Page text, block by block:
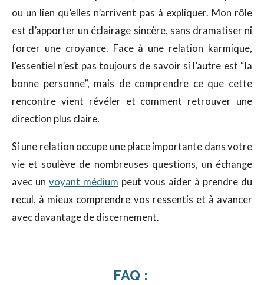
ou un lien qu’elles n’arrivent pas à expliquer. Mon rôle
est d’apporter un éclairage sincère, sans dramatiser ni
forcer une croyance. Face à une relation karmique,
l’essentiel n’est pas toujours de savoir si l’autre est “la
bonne personne”, mais de comprendre ce que cette
rencontre vient révéler et comment retrouver une
direction plus claire.
Si une relation occupe une place importante dans votre
vie et soulève de nombreuses questions, un échange
avec un voyant médium peut vous aider à prendre du
recul, à mieux comprendre vos ressentis et à avancer
avec davantage de discernement.
FAQ :